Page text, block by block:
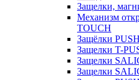
Защелки,
Механизм
TOUCH
Защёлки
Защелки T-
Защелки
Защелки